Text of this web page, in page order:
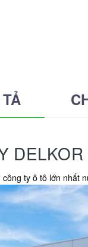
DELKOR
ty ô tô lớn nhất